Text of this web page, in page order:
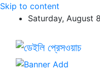
Skip to content
Saturday, August
ডেইলি প্রেসওয়াচ
ডেইলি প্রেসওয়াচ